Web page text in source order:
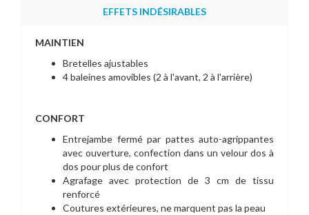
EFFETS INDÉSIRABLES
MAINTIEN
Bretelles ajustables
4 baleines amovibles (2 à l'avant, 2 à l'arrière)
CONFORT
Entrejambe fermé par pattes auto-agrippantes
avec ouverture, confection dans un velour dos à
dos pour plus de confort
Agrafage avec protection de 3 cm de tissu
renforcé
Coutures extérieures, ne marquent pas la peau